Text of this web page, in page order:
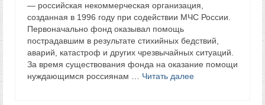
— российская некоммерческая организация,
созданная в 1996 году при содействии МЧС России.
Первоначально фонд оказывал помощь
пострадавшим в результате стихийных бедствий,
аварий, катастроф и других чрезвычайных ситуаций.
За время существования фонда на оказание помощи
нуждающимся россиянам … Читать далее